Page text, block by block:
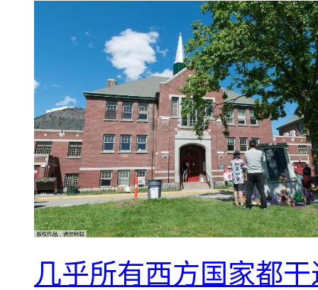
几乎所有西方国家都